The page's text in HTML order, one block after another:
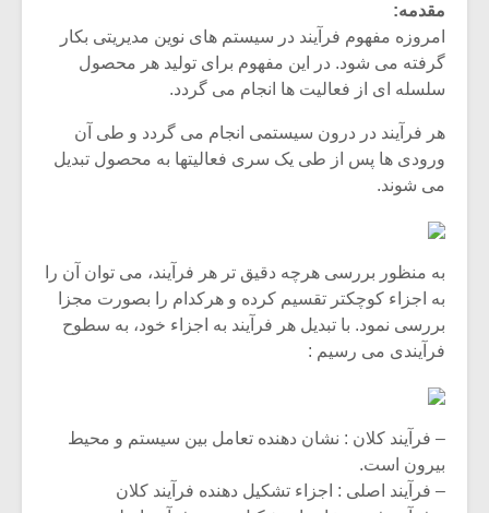
مقدمه:
امروزه مفهوم فرآیند در سیستم های نوین مدیریتی بکار
گرفته می شود. در این مفهوم برای تولید هر محصول
سلسله ای از فعالیت ها انجام می گردد.
هر فرآیند در درون سیستمی انجام می گردد و طی آن
ورودی ها پس از طی یک سری فعالیتها به محصول تبدیل
می شوند.
به منظور بررسی هرچه دقیق تر هر فرآیند، می توان آن را
به اجزاء کوچکتر تقسیم کرده و هرکدام را بصورت مجزا
بررسی نمود. با تبدیل هر فرآیند به اجزاء خود، به سطوح
فرآیندی می رسیم :
– فرآیند کلان : نشان دهنده تعامل بین سیستم و محیط
بیرون است.
– فرآیند اصلی : اجزاء تشکیل دهنده فرآیند کلان